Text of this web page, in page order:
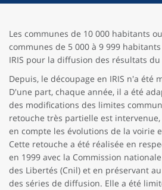
Les communes de 10 000 habitants
communes de 5 000 à 9 999
IRIS pour la diffusion des résultats
Depuis, le découpage en IRIS n'a été
D'une part, chaque année, il a été
des modifications des limites
retouche très partielle est
en compte les évolutions de la voirie
Cette retouche a été réalisée en
en 1999 avec la Commission
des Libertés (Cnil) et en préservant
des séries de diffusion. Elle a été